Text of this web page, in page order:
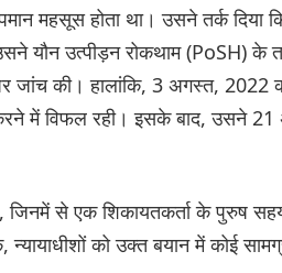
महसूस होता था। उसने तर्क दिया
यौन उत्पीड़न रोकथाम (PoSH) के
की। हालांकि, 3 अगस्त, 2022
करने में विफल रही। इसके बाद, उसने
जिनमें से एक शिकायतकर्ता के पुरुष
को उक्त बयान में कोई